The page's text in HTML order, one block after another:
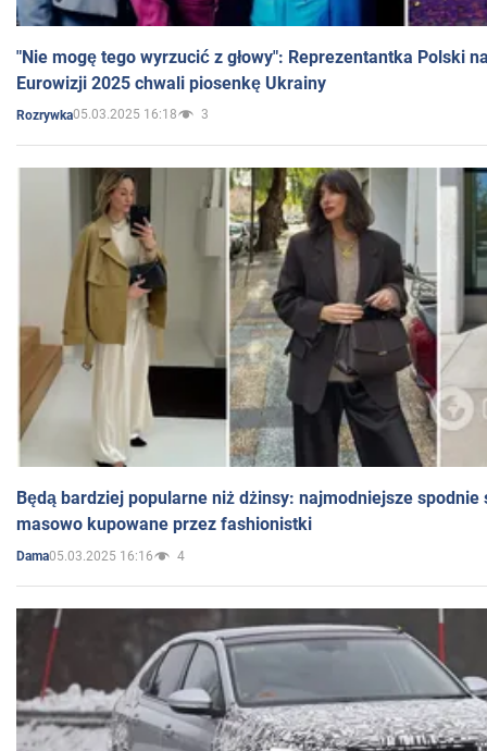
"Nie mogę tego wyrzucić z głowy": Reprezentantka Polski
Eurowizji 2025 chwali piosenkę Ukrainy
Rozrywka05.03.2025 16:18 3
Będą bardziej popularne niż dżinsy: najmodniejsze spodnie
masowo kupowane przez fashionistki
Dama05.03.2025 16:16 4